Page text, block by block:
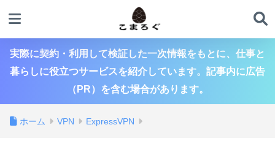
実際に契約・利用して検証した一次情報をもとに、仕事と
暮らしに役立つサービスを紹介しています。記事内に広告
（PR）を含む場合があります。
ホーム VPN ExpressVPN